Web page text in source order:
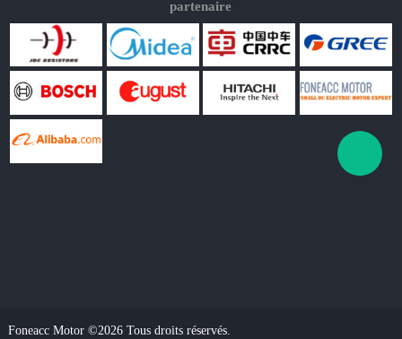
partenaire
Foneacc Motor ©2026 Tous droits réservés.